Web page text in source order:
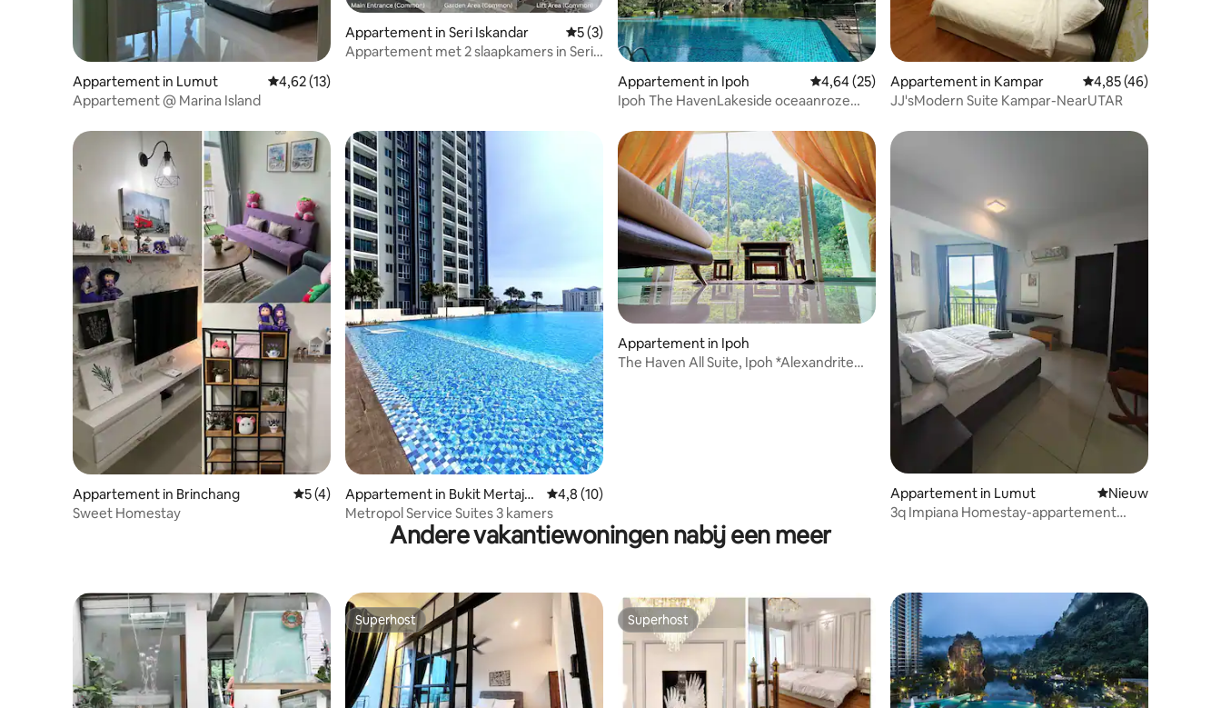
Appartement in Lumut Gemiddelde beoordeling van 4,62 uit 5, 13 recensies
4,62 (13)
Appartement @ Marina Island
Appartement in Seri Iskandar Gemiddelde beoordeling van 5 uit 5, 3 recensies
5 (3)
Appartement met 2 slaapkamers in Seri
Appartement in Ipoh Gemiddelde beoordeling van 4,64 uit 5, 25 recensies
4,64 (25)
Ipoh The HavenLakeside oceaanroze
Appartement in Kampar Gemiddelde
4,85 (46)
JJ'sModern Suite Kampar-NearUTAR
Appartement in Brinchang Gemiddelde beoordeling van 5 uit 5, 4 recensies
5 (4)
Sweet Homestay
Appartement in Bukit Mertaja
m
Gemiddelde beoordeling van 4,8 uit 5, 10 recensies
4,8 (10)
Metropol Service Suites 3 kamers
Appartement in Ipoh
The Haven All Suite, Ipoh *Alexandrite
Appartement in Lumut Nieuwe
Nieuw
3q Impiana Homestay-appartement
Andere vakantiewoningen nabij een meer
Superhost
Superhost Superhost
Superhost